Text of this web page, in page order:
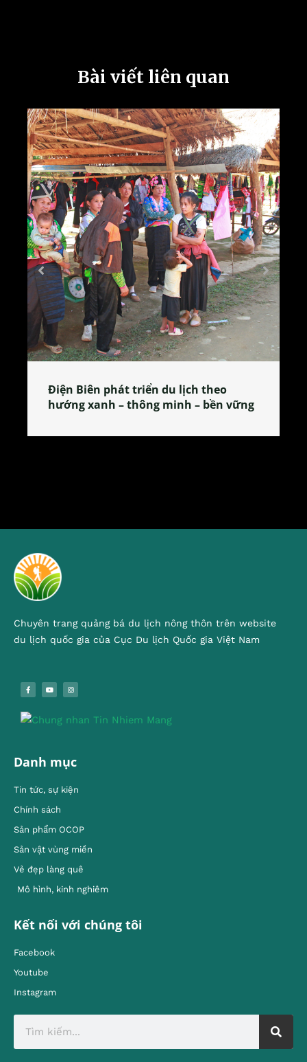
Bài viết liên quan
Làng làm bánh tẻ Phú Nhi – nơi lan
tỏa đặc sản xứ Đoài
Chuyên trang quảng bá du lịch nông thôn trên website
du lịch quốc gia của Cục Du lịch Quốc gia Việt Nam
Danh mục
Tin tức, sự kiện
Chính sách
Sản phẩm OCOP
Sản vật vùng miền
Vẻ đẹp làng quê
Mô hình, kinh nghiêm
Kết nối với chúng tôi
Facebook
Youtube
Instagram